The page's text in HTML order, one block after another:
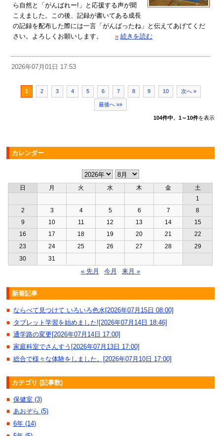
ら自然と「がんばれー!」と応援する声が聞
こえました。この後、記録が書いてある成長
の記録を配布した際には一言「がんばったね」と伝えてあげてくだ
さい。よろしくお願いします。
» 続きを読む
2026年07月01日 17:53
1 2 3 4 5 6 7 8 9 10 次へ »
最後へ »»
104件中、1～10件を表示
カレンダー
日 月 火 水 木 金
土
1
2
3 4 5 6 7
8
9
10 11 12 13 14
15
16
17 18 19 20 21
22
23
24 25 26 27 28
29
30
31
« 先月 今月 来月 »
新着記事
■ ならべて見つけて いろいろ色水[2026年07月15日 08:00]
■ タブレット学習を始めました![2026年07月14日 18:46]
■ 通学路の変更[2026年07月14日 17:00]
■ 家庭科室でさんすう[2026年07月13日 17:00]
■ 総合で様々な体験をしました。[2026年07月10日 17:00]
カテゴリ (記事数)
■ 保健室 (3)
■ あおぞら (5)
■ 6年 (14)